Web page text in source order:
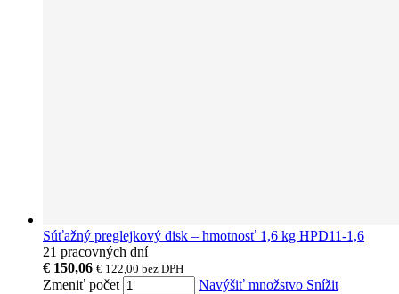
Súťažný preglejkový disk – hmotnosť 1,6 kg HPD11-1,6
21 pracovných dní
€ 150,06 € 122,00 bez DPH
Zmeniť počet Navýšiť množstvo Snížit